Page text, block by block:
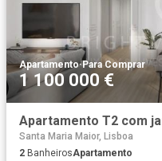
Apartamento·Para Comprar
1 100 000 €
Santa Maria Maior, Lisboa
2 BanheirosApartamento